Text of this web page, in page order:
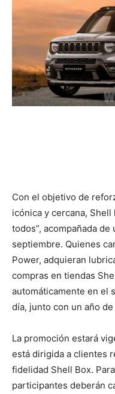
Con el objetivo de
icónica y cercana, Shell
todos”, acompañada
septiembre. Quienes
Power, adquieran
compras en tiendas
automáticamente en el
día, junto con un año
La promoción estará
está dirigida a clientes
fidelidad Shell Box.
participantes deberán